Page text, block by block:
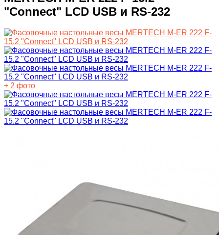
"Connect" LCD USB и RS-232
+ 2 фото